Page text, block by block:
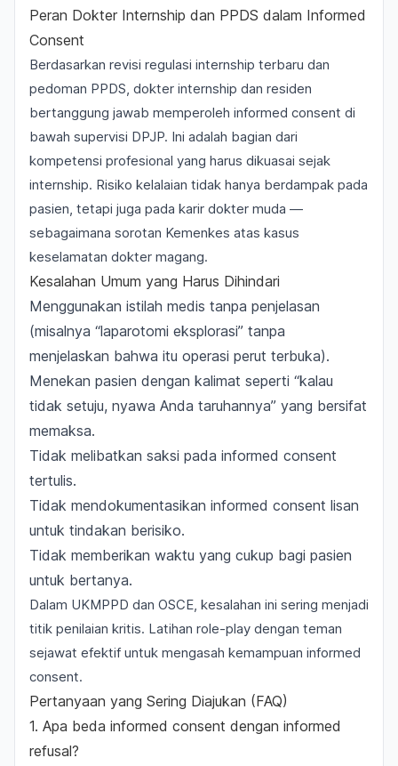
Peran Dokter Internship dan PPDS dalam Informed
Consent
Berdasarkan revisi regulasi internship terbaru dan
pedoman PPDS, dokter internship dan residen
bertanggung jawab memperoleh informed consent di
bawah supervisi DPJP. Ini adalah bagian dari
kompetensi profesional yang harus dikuasai sejak
internship. Risiko kelalaian tidak hanya berdampak pada
pasien, tetapi juga pada karir dokter muda —
sebagaimana sorotan Kemenkes atas kasus
keselamatan dokter magang.
Kesalahan Umum yang Harus Dihindari
Menggunakan istilah medis tanpa penjelasan
(misalnya “laparotomi eksplorasi” tanpa
menjelaskan bahwa itu operasi perut terbuka).
Menekan pasien dengan kalimat seperti “kalau
tidak setuju, nyawa Anda taruhannya” yang bersifat
memaksa.
Tidak melibatkan saksi pada informed consent
tertulis.
Tidak mendokumentasikan informed consent lisan
untuk tindakan berisiko.
Tidak memberikan waktu yang cukup bagi pasien
untuk bertanya.
Dalam UKMPPD dan OSCE, kesalahan ini sering menjadi
titik penilaian kritis. Latihan role-play dengan teman
sejawat efektif untuk mengasah kemampuan informed
consent.
Pertanyaan yang Sering Diajukan (FAQ)
1. Apa beda informed consent dengan informed
refusal?